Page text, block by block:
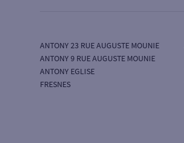
ANTONY 23 RUE AUGUSTE MOUNIE
ANTONY 9 RUE AUGUSTE MOUNIE
ANTONY EGLISE
FRESNES